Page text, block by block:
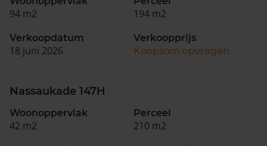
94 m2 194 m2
Verkoopdatum
18 juni 2026
Verkoopprijs
Koopsom opvragen
Nassaukade 147H
Woonoppervlak
42 m2
Perceel
210 m2